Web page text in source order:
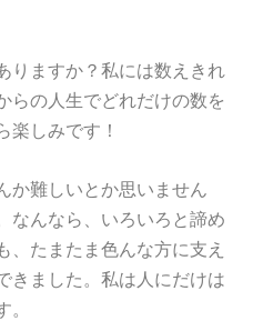
りますか？私には数えきれ
らの人生でどれだけの数を
楽しみです！
か難しいとか思いません
なんなら、いろいろと諦め
、たまたま色んな方に支え
きました。私は人にだけは